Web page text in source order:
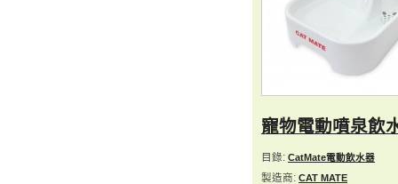
寵物電動噴泉飲
目錄: CatMate電動飲水器
製造商: CAT MATE